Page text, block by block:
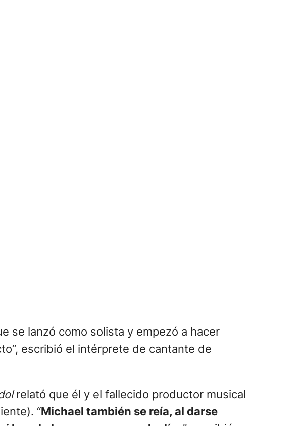
se lanzó como solista y empezó a hacer
escribió el intérprete de cantante de
relató que él y el fallecido productor musical
“Michael también se reía, al darse